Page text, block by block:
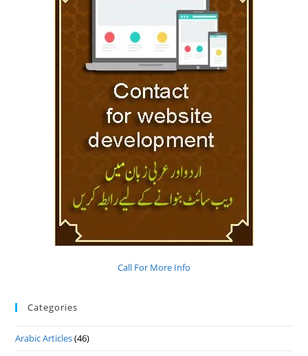
Call For More Info
Categories
Arabic Articles(46)